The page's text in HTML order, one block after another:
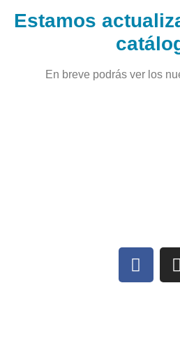
Estamos
En breve podrás ver los